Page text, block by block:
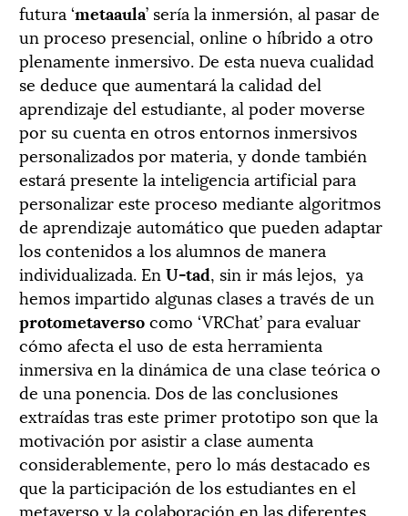
futura ‘metaaula’ sería la inmersión, al pasar de
un proceso presencial, online o híbrido a otro
plenamente inmersivo. De esta nueva cualidad
se deduce que aumentará la calidad del
aprendizaje del estudiante, al poder moverse
por su cuenta en otros entornos inmersivos
personalizados por materia, y donde también
estará presente la inteligencia artificial para
personalizar este proceso mediante algoritmos
de aprendizaje automático que pueden adaptar
los contenidos a los alumnos de manera
individualizada. En U-tad, sin ir más lejos, ya
hemos impartido algunas clases a través de un
protometaversocomo ‘VRChat’ para evaluar
cómo afecta el uso de esta herramienta
inmersiva en la dinámica de una clase teórica o
de una ponencia. Dos de las conclusiones
extraídas tras este primer prototipo son que la
motivación por asistir a clase aumenta
considerablemente, pero lo más destacado es
que la participación de los estudiantes en el
metaverso y la colaboración en las diferentes